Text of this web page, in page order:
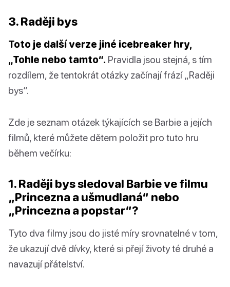
3. Raději bys
Toto je další verze jiné icebreaker hry,
„Tohle nebo tamto“. Pravidla jsou stejná, s tím
rozdílem, že tentokrát otázky začínají frází „Raději
bys“.
Zde je seznam otázek týkajících se Barbie a jejích
filmů, které můžete dětem položit pro tuto hru
během večírku:
1. Raději bys sledoval Barbie ve filmu
„Princezna a ušmudlaná“ nebo
„Princezna a popstar“?
Tyto dva filmy jsou do jisté míry srovnatelné v tom,
že ukazují dvě dívky, které si přejí životy té druhé a
navazují přátelství.